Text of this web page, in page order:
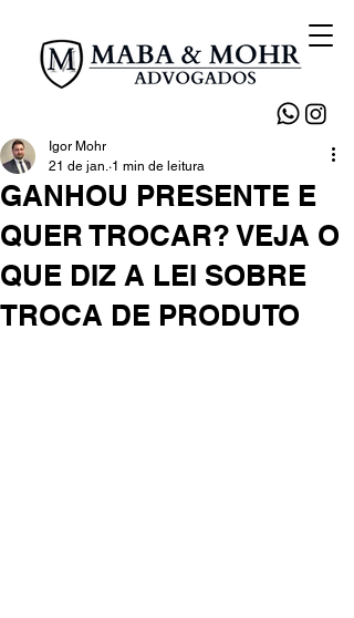
GANHOU PRESENTE E
QUER TROCAR? VEJA O
QUE DIZ A LEI SOBRE
TROCA DE PRODUTO
Igor Mohr
21 de jan. 1 min de leitura